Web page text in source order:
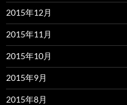
2015年12月
2015年11月
2015年10月
2015年9月
2015年8月